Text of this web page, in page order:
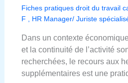
Fiches pratiques droit du travail
F , HR Manager/ Juriste
Dans un contexte
et la continuité de l’activité
recherchées, le recours aux
supplémentaires est une